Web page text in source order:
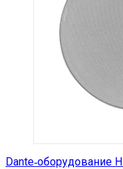
Dante‑оборудование